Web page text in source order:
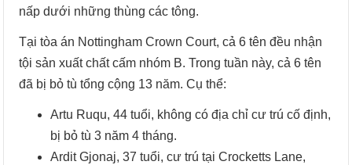
nấp dưới những thùng các tông.
Tại tòa án Nottingham Crown Court, cả 6 tên đều nhận
tội sản xuất chất cấm nhóm B. Trong tuần này, cả 6 tên
đã bị bỏ tù tổng cộng 13 năm. Cụ thể:
Artu Ruqu, 44 tuổi, không có địa chỉ cư trú cố định,
bị bỏ tù 3 năm 4 tháng.
Ardit Gjonaj, 37 tuổi, cư trú tại Crocketts Lane,